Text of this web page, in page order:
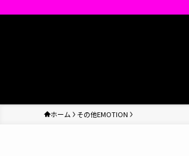
ホーム その他EMOTION